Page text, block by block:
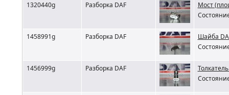
1320440g Разборка DAF
Мост
1458991g Разборка DAF
Шайба
1456999g Разборка DAF